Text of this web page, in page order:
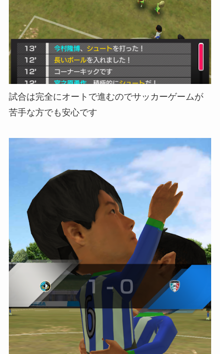
試合は完全にオートで進むのでサッカーゲームが
苦手な方でも安心です